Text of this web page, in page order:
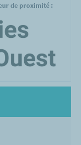
de proximité :